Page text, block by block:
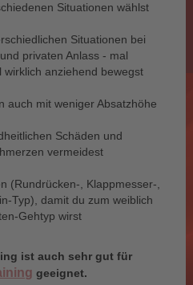
Situationen wählst
Situationen bei
privaten Anlass - mal
wirklich anziehend bewegst
auch mit weniger Absatzhöhe
Schäden und
vermeidest
(Rundrücken-, Klappmesser-,
Typ), damit du zum weiblich
Gehtyp wirst
ist auch sehr gut für
geeignet.